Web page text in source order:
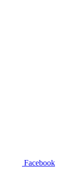
Facebook